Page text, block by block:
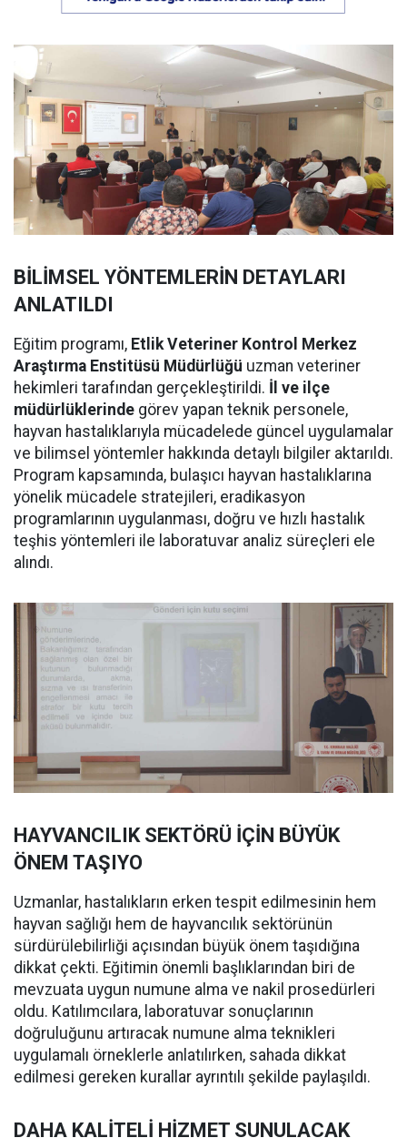
BİLİMSEL YÖNTEMLERİN DETAYLARI
ANLATILDI
Eğitim programı, Etlik Veteriner Kontrol Merkez
Araştırma Enstitüsü Müdürlüğü uzman veteriner
hekimleri tarafından gerçekleştirildi. İl ve ilçe
müdürlüklerinde görev yapan teknik personele,
hayvan hastalıklarıyla mücadelede güncel uygulamalar
ve bilimsel yöntemler hakkında detaylı bilgiler aktarıldı.
Program kapsamında, bulaşıcı hayvan hastalıklarına
yönelik mücadele stratejileri, eradikasyon
programlarının uygulanması, doğru ve hızlı hastalık
teşhis yöntemleri ile laboratuvar analiz süreçleri ele
alındı.
HAYVANCILIK SEKTÖRÜ İÇİN BÜYÜK
ÖNEM TAŞIYO
Uzmanlar, hastalıkların erken tespit edilmesinin hem
hayvan sağlığı hem de hayvancılık sektörünün
sürdürülebilirliği açısından büyük önem taşıdığına
dikkat çekti. Eğitimin önemli başlıklarından biri de
mevzuata uygun numune alma ve nakil prosedürleri
oldu. Katılımcılara, laboratuvar sonuçlarının
doğruluğunu artıracak numune alma teknikleri
uygulamalı örneklerle anlatılırken, sahada dikkat
edilmesi gereken kurallar ayrıntılı şekilde paylaşıldı.
DAHA KALİTELİ HİZMET SUNULACAK